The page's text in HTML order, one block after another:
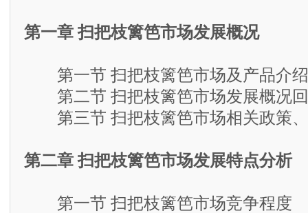
第一章 扫把枝篱笆市场发展概况
第一节 扫把枝篱笆市场及产品介绍
第二节 扫把枝篱笆市场发展概况
第三节 扫把枝篱笆市场相关政策、
第二章 扫把枝篱笆市场发展特点分析
第一节 扫把枝篱笆市场竞争程度